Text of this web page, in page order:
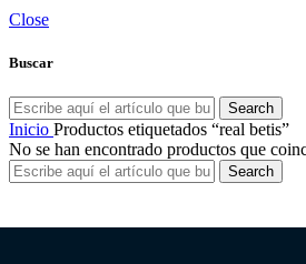
Close
Buscar
Search
Inicio Productos etiquetados “real betis”
No se han encontrado productos que
Search